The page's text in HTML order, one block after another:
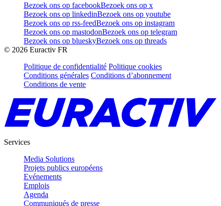
Bezoek ons op facebookBezoek ons op x
Bezoek ons op linkedinBezoek ons op youtube
Bezoek ons op rss-feedBezoek ons op instagram
Bezoek ons op mastodonBezoek ons op telegram
Bezoek ons op blueskyBezoek ons op threads
© 2026 Euractiv FR
Politique de confidentialité Politique cookies
Conditions générales Conditions d’abonnement
Conditions de vente
Services
Media Solutions
Projets publics européens
Evénements
Emplois
Agenda
Communiqués de presse